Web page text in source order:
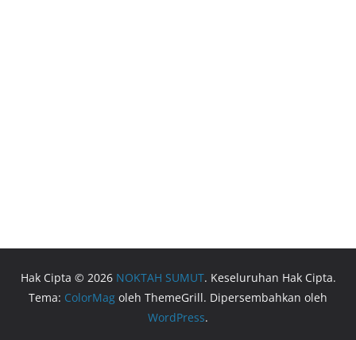
Hak Cipta © 2026 NOKTAH SUMUT. Keseluruhan Hak Cipta.
Tema: ColorMag oleh ThemeGrill. Dipersembahkan oleh
WordPress.